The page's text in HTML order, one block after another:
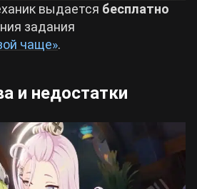
выдается бесплатно
задания
чаще».
и недостатки